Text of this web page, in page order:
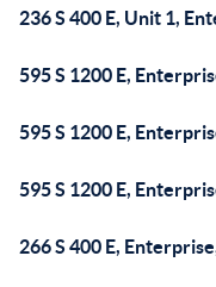
236 S 400 E, Unit 1,
595 S 1200 E,
595 S 1200 E,
595 S 1200 E,
266 S 400 E,